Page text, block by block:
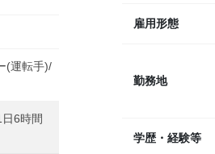
雇用形態
勤務地
学歴・経験等
(運転手)/
6時間